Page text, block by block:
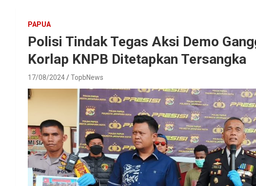
PAPUA
Polisi Tindak Tegas Aksi Demo
Korlap KNPB Ditetapkan Tersangka
17/08/2024 TopbNews